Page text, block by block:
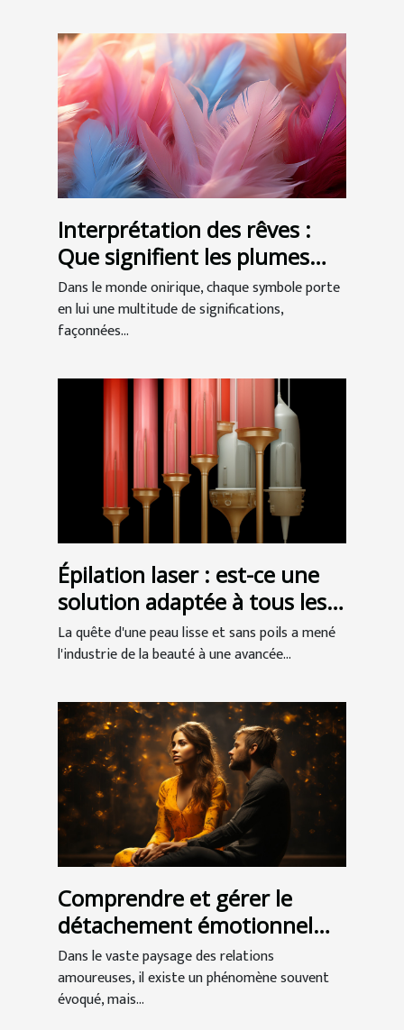
Interprétation des rêves :
Que signifient les plumes
dans nos songes ?
Dans le monde onirique, chaque symbole porte
en lui une multitude de significations,
façonnées...
Épilation laser : est-ce une
solution adaptée à tous les
types de peau ?
La quête d'une peau lisse et sans poils a mené
l'industrie de la beauté à une avancée...
Comprendre et gérer le
détachement émotionnel
dans les relations
amoureuses
Dans le vaste paysage des relations
amoureuses, il existe un phénomène souvent
évoqué, mais...